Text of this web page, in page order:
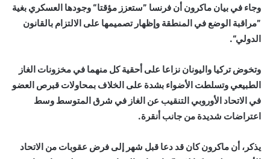
وجاء في بيان ماكرون أن فرنسا ”ستعزز مؤقتا“ وجودها العسكري بغية
”مراقبة الوضع في المنطقة وإظهار تصميمها على الالتزام بالقانون
الدولي“.
وتخوض تركيا واليونان نزاعا على أحقية كل منهما في مخزونات الغاز
الطبيعي وتسلطت الأضواء بشدة على الخلاف بمحاولات قبرص العضو
في الاتحاد الأوروبي التنقيب عن الغاز في شرق المتوسط وسط
اعتراضات شديدة من جانب أنقرة.
يذكر، أن ماكرون كان قد دعا قبل شهر إلى فرض عقوبات من الاتحاد